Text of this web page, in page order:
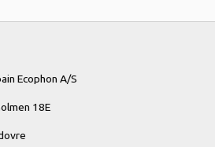
Ecophon A/S
18E